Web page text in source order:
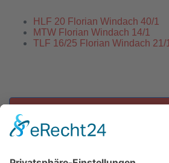
HLF 20 Florian Windach 40/1
MTW Florian Windach 14/1
TLF 16/25 Florian Windach 21/1